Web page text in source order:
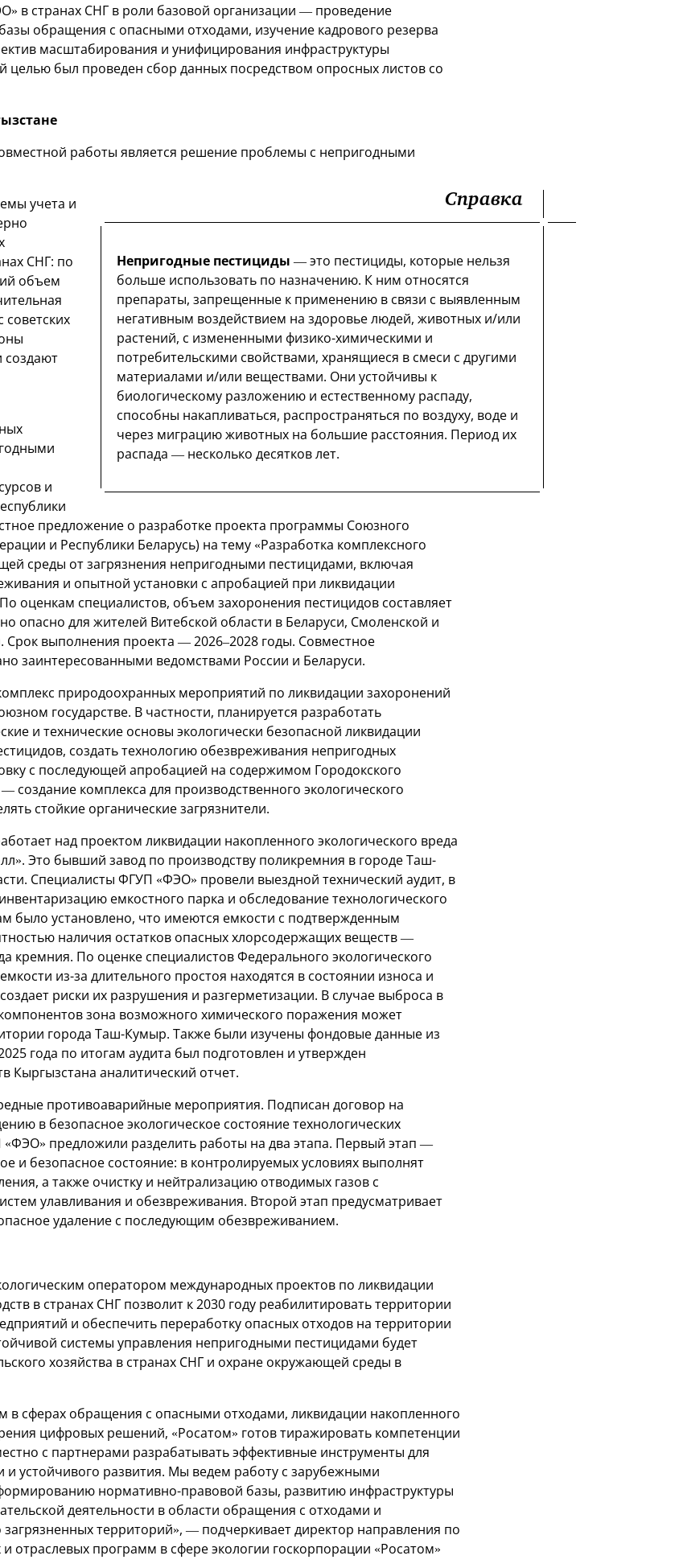
в странах СНГ в роли базовой организации — проведение
обращения с опасными отходами, изучение кадрового резерва
масштабирования и унифицирования инфраструктуры
целью был проведен сбор данных посредством опросных листов со
работы является решение проблемы с непригодными
Непригодные пестициды — это пестициды, которые нельзя
больше использовать по назначению. К ним относятся
препараты, запрещенные к применению в связи с выявленным
негативным воздействием на здоровье людей, животных и/или
растений, с измененными физико-химическими и
потребительскими свойствами, хранящиеся в смеси с другими
материалами и/или веществами. Они устойчивы к
биологическому разложению и естественному распаду,
способны накапливаться, распространяться по воздуху, воде и
через миграцию животных на большие расстояния. Период их
распада — несколько десятков лет.
Справка
учета и
СНГ: по
объем
советских
создают
и
предложение о разработке проекта программы Союзного
и Республики Беларусь) на тему «Разработка комплексного
среды от загрязнения непригодными пестицидами, включая
и опытной установки с апробацией при ликвидации
оценкам специалистов, объем захоронения пестицидов составляет
опасно для жителей Витебской области в Беларуси, Смоленской и
Срок выполнения проекта — 2026–2028 годы. Совместное
заинтересованными ведомствами России и Беларуси.
природоохранных мероприятий по ликвидации захоронений
государстве. В частности, планируется разработать
и технические основы экологически безопасной ликвидации
создать технологию обезвреживания непригодных
с последующей апробацией на содержимом Городокского
создание комплекса для производственного экологического
стойкие органические загрязнители.
над проектом ликвидации накопленного экологического вреда
Это бывший завод по производству поликремния в городе Таш-
Специалисты ФГУП «ФЭО» провели выездной технический аудит, в
емкостного парка и обследование технологического
было установлено, что имеются емкости с подтвержденным
наличия остатков опасных хлорсодержащих веществ —
кремния. По оценке специалистов Федерального экологического
из-за длительного простоя находятся в состоянии износа и
риски их разрушения и разгерметизации. В случае выброса в
зона возможного химического поражения может
города Таш-Кумыр. Также были изучены фондовые данные из
года по итогам аудита был подготовлен и утвержден
Кыргызстана аналитический отчет.
противоаварийные мероприятия. Подписан договор на
в безопасное экологическое состояние технологических
предложили разделить работы на два этапа. Первый этап —
и безопасное состояние: в контролируемых условиях выполнят
а также очистку и нейтрализацию отводимых газов с
улавливания и обезвреживания. Второй этап предусматривает
удаление с последующим обезвреживанием.
оператором международных проектов по ликвидации
в странах СНГ позволит к 2030 году реабилитировать территории
и обеспечить переработку опасных отходов на территории
системы управления непригодными пестицидами будет
хозяйства в странах СНГ и охране окружающей среды в
в сферах обращения с опасными отходами, ликвидации накопленного
цифровых решений, «Росатом» готов тиражировать компетенции
с партнерами разрабатывать эффективные инструменты для
и устойчивого развития. Мы ведем работу с зарубежными
нормативно-правовой базы, развитию инфраструктуры
деятельности в области обращения с отходами и
территорий», — подчеркивает директор направления по
отраслевых программ в сфере экологии госкорпорации «Росатом»